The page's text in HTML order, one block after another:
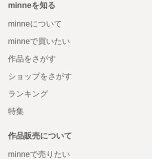
minneを知る
minneについて
minneで買いたい
作品をさがす
ショップをさがす
ランキング
特集
作品販売について
minneで売りたい